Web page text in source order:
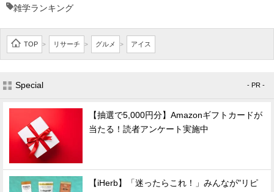
雑学ランキング
TOP > リサーチ > グルメ > アイス
Special - PR -
【抽選で5,000円分】Amazonギフトカードが
当たる！読者アンケート実施中
【iHerb】「迷ったらこれ！」みんなが"リピ